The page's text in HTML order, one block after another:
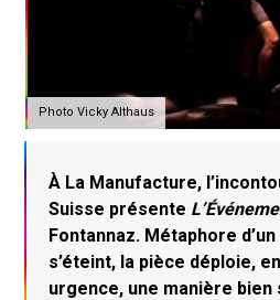
Photo Vicky Althaus
À La Manufacture,
Suisse présente
Fontannaz. Métaphore
s’éteint, la pièce déploie,
urgence, une manière bien